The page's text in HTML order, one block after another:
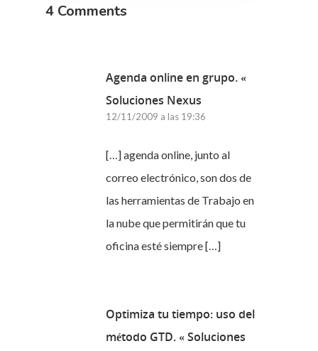
4 Comments
Agenda online en grupo. «
Soluciones Nexus
12/11/2009 a las 19:36
[…] agenda online, junto al
correo electrónico, son dos de
las herramientas de Trabajo en
la nube que permitirán que tu
oficina esté siempre […]
Optimiza tu tiempo: uso del
método GTD. « Soluciones